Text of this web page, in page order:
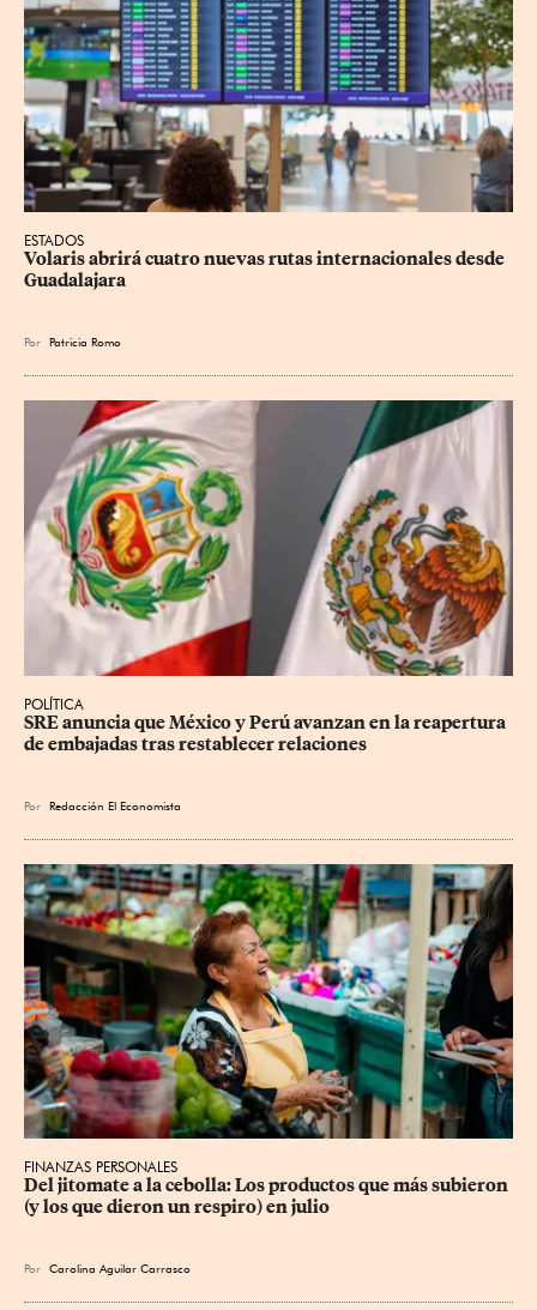
ESTADOS
Volaris abrirá cuatro nuevas rutas internacionales desde
Guadalajara
Por Patricia Romo
POLÍTICA
SRE anuncia que México y Perú avanzan en la reapertura
de embajadas tras restablecer relaciones
Por Redacción El Economista
FINANZAS PERSONALES
Del jitomate a la cebolla: Los productos que más subieron
(y los que dieron un respiro) en julio
Por Carolina Aguilar Carrasco